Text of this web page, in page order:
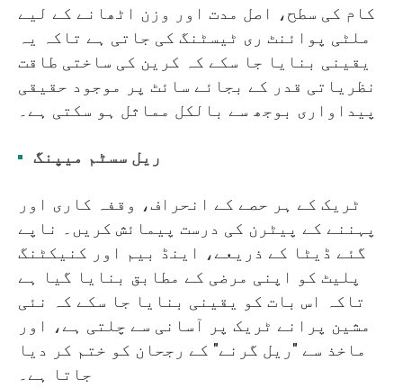
کام کی سطح، اصل مدت اور وزن اٹھانے کے لیے
ملٹی پوائنٹ ری ٹیسٹنگ کی جاتی ہے تاکہ یہ
یقینی بنایا جا سکے کہ کرین کی ساختی طاقت
نظریاتی قدر کے بجائے سائٹ پر موجود حقیقی
پیداواری بوجھ سے بالکل مماثل ہو سکتی ہے۔
ریل سسٹم میپنگ
ٹریک کے ہر حصے کے انحراف، وقفہ کاری اور
پہننے کے پیٹرن کی درست پیمائش کریں۔ ناپے
گئے ڈیٹا کے ذریعے، اینڈ بیم اور کنیکٹنگ
پلیٹ کو اپنی مرضی کے مطابق بنایا گیا ہے
تاکہ اس بات کو یقینی بنایا جا سکے کہ نئی
مشین پرانے ٹریک پر آسانی سے چلتی ہے، اور
ماخذ سے "ریل گرنے" کے رجحان کو ختم کر دیا
جاتا ہے۔